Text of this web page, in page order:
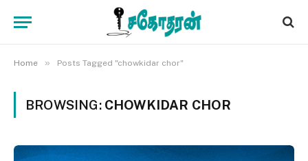
Home » Posts Tagged "chowkidar chor"
BROWSING: CHOWKIDAR CHOR